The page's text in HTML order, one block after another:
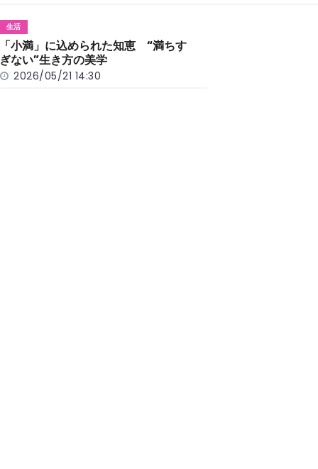
生活
「小満」に込められた知恵 “満ちす
ぎない”生き方の美学
2026/05/21 14:30